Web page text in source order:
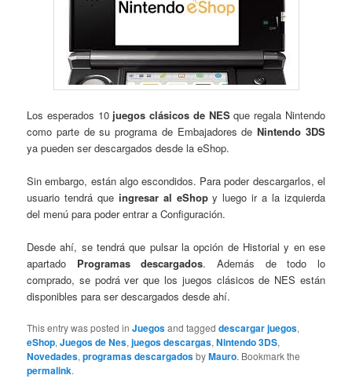
Los esperados 10 juegos clásicos de NESque regala Nintendo
como parte de su programa de Embajadores deNintendo 3DS
ya pueden ser descargados desde la eShop.
Sin embargo, están algo escondidos. Para poder descargarlos, el
usuario tendrá que ingresar al eShopy luego ir a la izquierda
del menú para poder entrar a Configuración.
Desde ahí, se tendrá que pulsar la opción de Historial y en ese
apartado Programas descargados. Además de todo lo
comprado, se podrá ver que los juegos clásicos de NES están
disponibles para ser descargados desde ahí.
This entry was posted inJuegosand taggeddescargar juegos,
eShop,Juegos de Nes,juegos descargas,Nintendo 3DS,
Novedades,programas descargadosbyMauro. Bookmark the
permalink.